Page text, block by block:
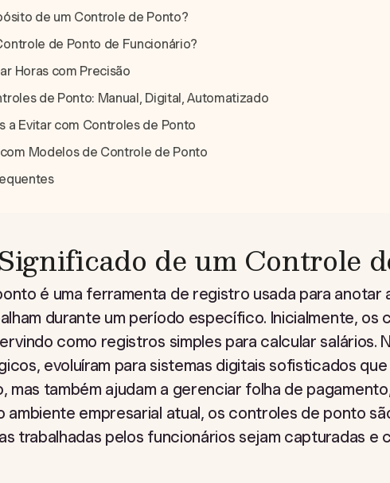
de um Controle de Ponto?
de Ponto de Funcionário?
Horas com Precisão
de Ponto: Manual, Digital, Automatizado
a Evitar com Controles de Ponto
Modelos de Controle de Ponto
de um Controle
é uma ferramenta de registro usada para anotar
durante um período específico. Inicialmente, os
como registros simples para calcular salários.
evoluíram para sistemas digitais sofisticados
mas também ajudam a gerenciar folha de
ambiente empresarial atual, os controles de ponto
trabalhadas pelos funcionários sejam capturadas e